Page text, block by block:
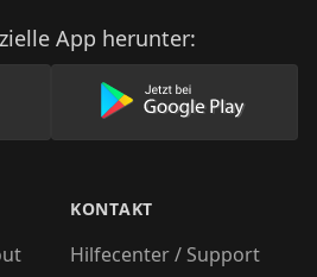
App herunter:
App im AppStore herunter
Lade unsere
KONTAKT
Hilfecenter / Support